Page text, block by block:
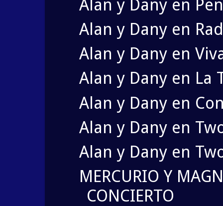
Alan y Dany en
Alan y Dany en
Alan y Dany en
Alan y Dany en La
Alan y Dany en
Alan y Dany en
Alan y Dany en
MERCURIO Y
CONCIERTO